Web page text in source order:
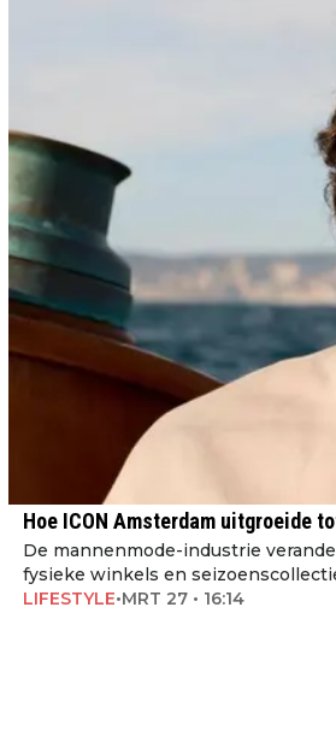
Hoe ICON Amsterdam uitgroeide
De mannenmode-industrie
fysieke winkels en
LIFESTYLE•MRT 27 • 16:14